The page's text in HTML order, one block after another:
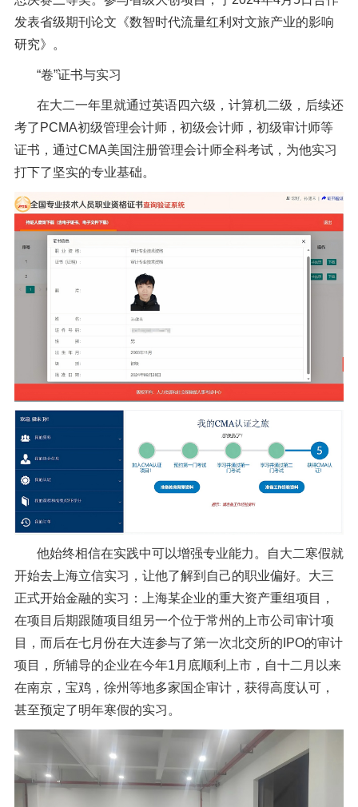
发表省级期刊 论文 《数智时代流量红利对文旅产业的影响
研究》。
“卷”证书与实习
在大二一年里就通过英语四六级，计算机二级， 后续还
考了 PCMA初级管理会计师，初级会计师，初级审计师等
证书，通过CMA美国注册管理会计师全科考试， 为他实习
打下了坚实的专业基础。
他始终相信在实践中可以增强专业能力。自大二寒假就
开始去上海立信实习， 让他了解到自己的职业偏好。大三
正式开始金融的实习：上海某企业的重大资产重组项目，
在项目后期跟随项目组另一个位于常州的上市公司审计项
目，而后在七月份在大连参与了第一次北交所的 IPO的审计
项目，所辅导的企业在今年1 月底顺利上市，自十二月以来
在南京，宝鸡，徐州等地多家国企审计，获得高度认可，
甚至预定了明年寒假的实习。